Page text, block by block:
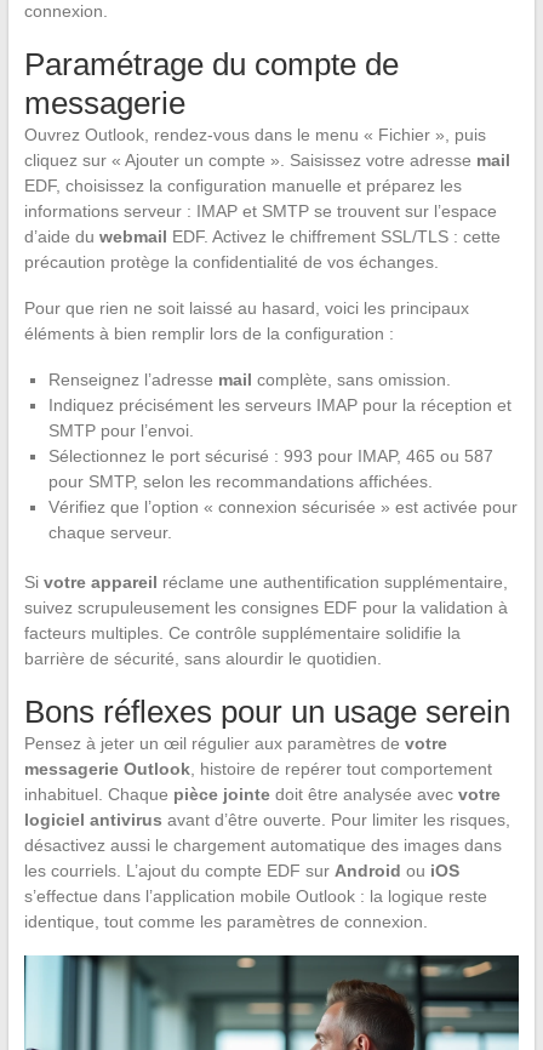
connexion.
Paramétrage du compte de
messagerie
Ouvrez Outlook, rendez-vous dans le menu « Fichier », puis
cliquez sur « Ajouter un compte ». Saisissez votre adresse mail
EDF, choisissez la configuration manuelle et préparez les
informations serveur : IMAP et SMTP se trouvent sur l’espace
d’aide du webmail EDF. Activez le chiffrement SSL/TLS : cette
précaution protège la confidentialité de vos échanges.
Pour que rien ne soit laissé au hasard, voici les principaux
éléments à bien remplir lors de la configuration :
Renseignez l’adresse mail complète, sans omission.
Indiquez précisément les serveurs IMAP pour la réception et
SMTP pour l’envoi.
Sélectionnez le port sécurisé : 993 pour IMAP, 465 ou 587
pour SMTP, selon les recommandations affichées.
Vérifiez que l’option « connexion sécurisée » est activée pour
chaque serveur.
Si votre appareil réclame une authentification supplémentaire,
suivez scrupuleusement les consignes EDF pour la validation à
facteurs multiples. Ce contrôle supplémentaire solidifie la
barrière de sécurité, sans alourdir le quotidien.
Bons réflexes pour un usage serein
Pensez à jeter un œil régulier aux paramètres de votre
messagerie Outlook, histoire de repérer tout comportement
inhabituel. Chaque pièce jointedoit être analysée avec votre
logiciel antivirus avant d’être ouverte. Pour limiter les risques,
désactivez aussi le chargement automatique des images dans
les courriels. L’ajout du compte EDF sur Android ou iOS
s’effectue dans l’application mobile Outlook : la logique reste
identique, tout comme les paramètres de connexion.